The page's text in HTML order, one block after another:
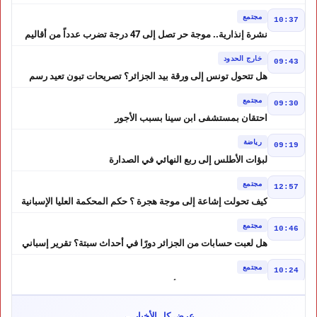
10:37 مجتمع
نشرة إنذارية.. موجة حر تصل إلى 47 درجة تضرب عدداً من أقاليم
09:43 خارج الحدود
هل تتحول تونس إلى ورقة بيد الجزائر؟ تصريحات تبون تعيد رسم
09:30 مجتمع
احتقان بمستشفى ابن سينا بسبب الأجور
09:19 رياضة
لبؤات الأطلس إلى ربع النهائي في الصدارة
12:57 مجتمع
كيف تحولت إشاعة إلى موجة هجرة ؟ حكم المحكمة العليا الإسبانية
10:46 مجتمع
هل لعبت حسابات من الجزائر دورًا في أحداث سبتة؟ تقرير إسباني
10:24 مجتمع
طقس الاثنين بالمغرب.. أجواء حارة بعدد من المناطق ورعود مرتقبة
بالأطلس والجنوب الشرقي